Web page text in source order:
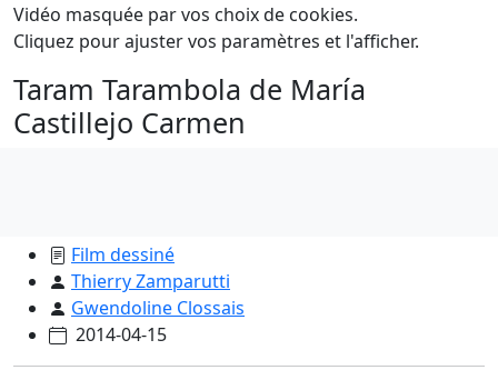
Vidéo masquée par vos choix de cookies.
Cliquez pour ajuster vos paramètres et l'afficher.
Taram Tarambola de María
Castillejo Carmen
Film dessiné
Thierry Zamparutti
Gwendoline Clossais
2014-04-15